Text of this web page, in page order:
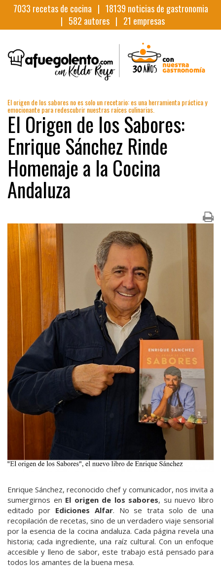
7033 recetas de cocina | 18139 noticias de gastronomia
| 582 autores | 21 empresas
El origen de los sabores no es solo un recetario: es una herramienta práctica y
emocionante para redescubrir nuestras raíces culinarias.
El Origen de los Sabores:
Enrique Sánchez Rinde
Homenaje a la Cocina
Andaluza
Enrique Sánchez, reconocido chef y comunicador, nos invita a
sumergirnos en El origen de los sabores, su nuevo libro
editado por Ediciones Alfar. No se trata solo de una
recopilación de recetas, sino de un verdadero viaje sensorial
por la esencia de la cocina andaluza. Cada página revela una
historia; cada ingrediente, una raíz cultural. Con un enfoque
accesible y lleno de sabor, este trabajo está pensado para
todos los amantes de la buena mesa.